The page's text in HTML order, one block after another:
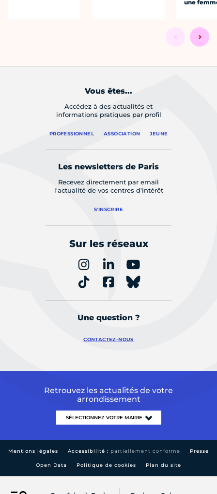
une
Vous êtes...
Accédez à des actualités et
informations pratiques par profil
PROFESSIONNEL ASSOCIATION JEUNE
Les newsletters de Paris
Recevez directement par email
l'actualité de vos centres d'intérêt
S'INSCRIRE
Sur les réseaux
Une question ?
CONTACTEZ-NOUS
Retrouvez les actualités de votre
arrondissement
Mentions légales Accessibilité : partiellement conforme Presse
Open Data Politique de cookies Plan du site